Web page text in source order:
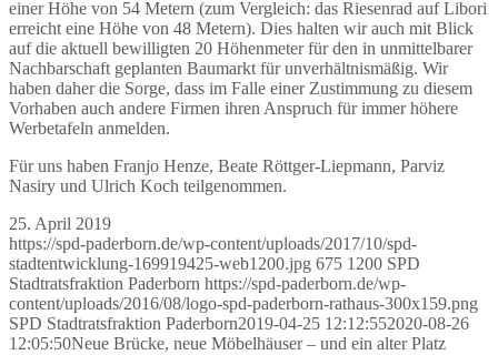
einer Höhe von 54 Metern (zum Vergleich: das Riesenrad auf Libori
erreicht eine Höhe von 48 Metern). Dies halten wir auch mit Blick
auf die aktuell bewilligten 20 Höhenmeter für den in unmittelbarer
Nachbarschaft geplanten Baumarkt für unverhältnismäßig. Wir
haben daher die Sorge, dass im Falle einer Zustimmung zu diesem
Vorhaben auch andere Firmen ihren Anspruch für immer höhere
Werbetafeln anmelden.
Für uns haben Franjo Henze, Beate Röttger-Liepmann, Parviz
Nasiry und Ulrich Koch teilgenommen.
25. April 2019
https://spd-paderborn.de/wp-content/uploads/2017/10/spd-
stadtentwicklung-169919425-web1200.jpg 675 1200 SPD
Stadtratsfraktion Paderborn https://spd-paderborn.de/wp-
content/uploads/2016/08/logo-spd-paderborn-rathaus-300x159.png
SPD Stadtratsfraktion Paderborn2019-04-25 12:12:552020-08-26
12:05:50Neue Brücke, neue Möbelhäuser – und ein alter Platz